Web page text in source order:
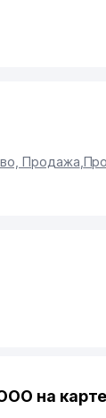
Продажа
на карте